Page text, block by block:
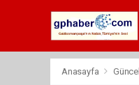
Anasayfa Güncel